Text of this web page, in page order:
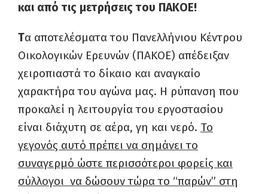
και από τις μετρήσεις του ΠΑΚΟΕ!
Τα αποτελέσματα του Πανελλήνιου Κέντρου
Οικολογικών Ερευνών (ΠΑΚΟΕ) απέδειξαν
χειροπιαστά το δίκαιο και αναγκαίο
χαρακτήρα του αγώνα μας. Η ρύπανση που
προκαλεί η λειτουργία του εργοστασίου
είναι διάχυτη σε αέρα, γη και νερό. Το
γεγονός αυτό πρέπει να σημάνει το
συναγερμό ώστε περισσότεροι φορείς και
σύλλογοι να δώσουν τώρα το “παρών” στη